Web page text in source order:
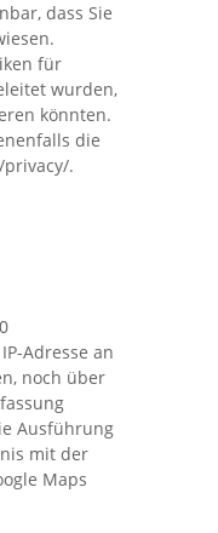
dass Sie
für
wurden,
könnten.
die
.
Adresse an
noch über
Ausführung
mit der
Maps